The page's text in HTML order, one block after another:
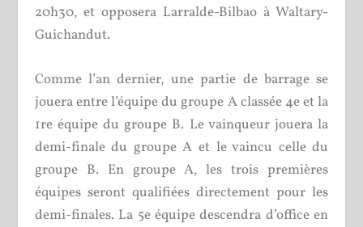
20h30, et opposera Larralde-Bilbao à Waltary-
Guichandut.
Comme l’an dernier, une partie de barrage se
jouera entre l’équipe du groupe A classée 4eet la
1reéquipe du groupe B. Le vainqueur jouera la
demi-finale du groupe A et le vaincu celle du
groupe B. En groupe A, les trois premières
équipes seront qualifiées directement pour les
demi-finales. La 5eéquipe descendra d’office en